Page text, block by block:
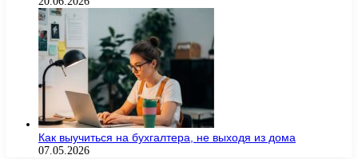
Как выучиться на бухгалтера, не выходя из дома
07.05.2026